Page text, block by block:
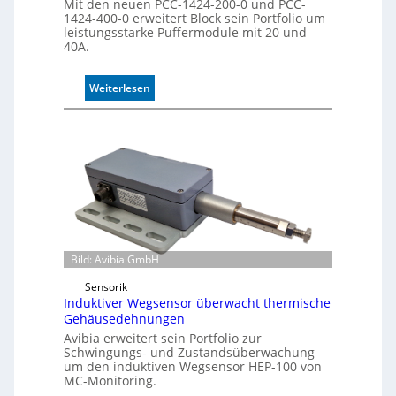
l
e
Mit den neuen PCC-1424-200-0 und PCC-
1424-400-0 erweitert Block sein Portfolio um
leistungsstarke Puffermodule mit 20 und
40A.
Weiterlesen:
P
f
r
o
d
u
l
m
i
t
2
0
u
Bild: Avibia GmbH
Sensorik
Induktiver Wegsensor überwacht thermische
Gehäusedehnungen
Avibia erweitert sein Portfolio zur
Schwingungs- und Zustandsüberwachung
um den induktiven Wegsensor HEP-100 von
MC-Monitoring.